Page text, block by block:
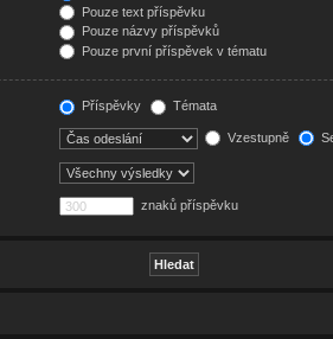
Pouze text příspěvku
Pouze názvy příspěvků
Pouze první příspěvek v tématu
Příspěvky Témata
Vzestupně
znaků příspěvku